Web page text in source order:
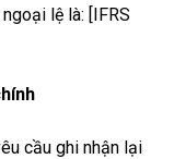
lệ là: [IFRS
cầu ghi nhận lại